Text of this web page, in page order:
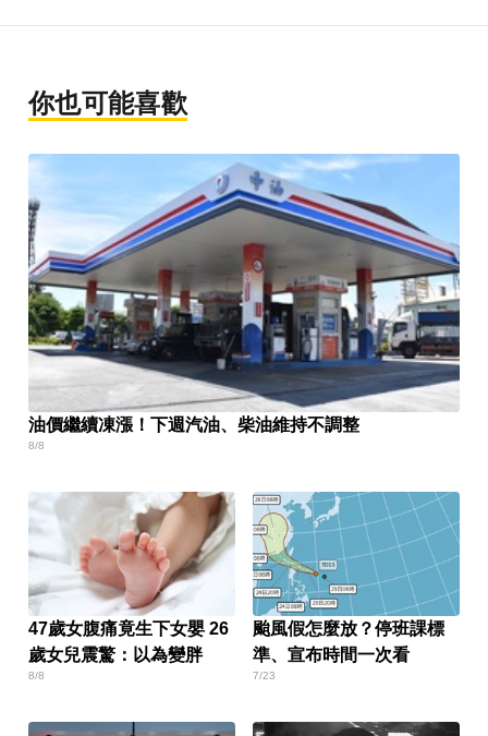
你也可能喜歡
油價繼續凍漲！下週汽油、柴油維持不調整
8/8
47歲女腹痛竟生下女嬰 26
歲女兒震驚：以為變胖
8/8
颱風假怎麼放？停班課標
準、宣布時間一次看
7/23